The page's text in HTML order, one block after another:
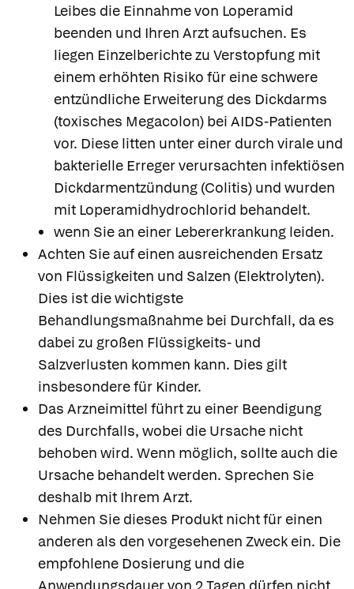
Leibes die Einnahme von Loperamid
beenden und Ihren Arzt aufsuchen. Es
liegen Einzelberichte zu Verstopfung mit
einem erhöhten Risiko für eine schwere
entzündliche Erweiterung des Dickdarms
(toxisches Megacolon) bei AIDS-Patienten
vor. Diese litten unter einer durch virale und
bakterielle Erreger verursachten infektiösen
Dickdarmentzündung (Colitis) und wurden
mit Loperamidhydrochlorid behandelt.
wenn Sie an einer Lebererkrankung leiden.
Achten Sie auf einen ausreichenden Ersatz
von Flüssigkeiten und Salzen (Elektrolyten).
Dies ist die wichtigste
Behandlungsmaßnahme bei Durchfall, da es
dabei zu großen Flüssigkeits- und
Salzverlusten kommen kann. Dies gilt
insbesondere für Kinder.
Das Arzneimittel führt zu einer Beendigung
des Durchfalls, wobei die Ursache nicht
behoben wird. Wenn möglich, sollte auch die
Ursache behandelt werden. Sprechen Sie
deshalb mit Ihrem Arzt.
Nehmen Sie dieses Produkt nicht für einen
anderen als den vorgesehenen Zweck ein. Die
empfohlene Dosierung und die
Anwendungsdauer von 2 Tagen dürfen nicht